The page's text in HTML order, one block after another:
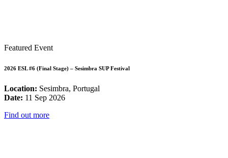
Featured Event
2026 ESL #6 (Final Stage) – Sesimbra SUP Festival
Location: Sesimbra, Portugal
Date: 11 Sep 2026
Find out more